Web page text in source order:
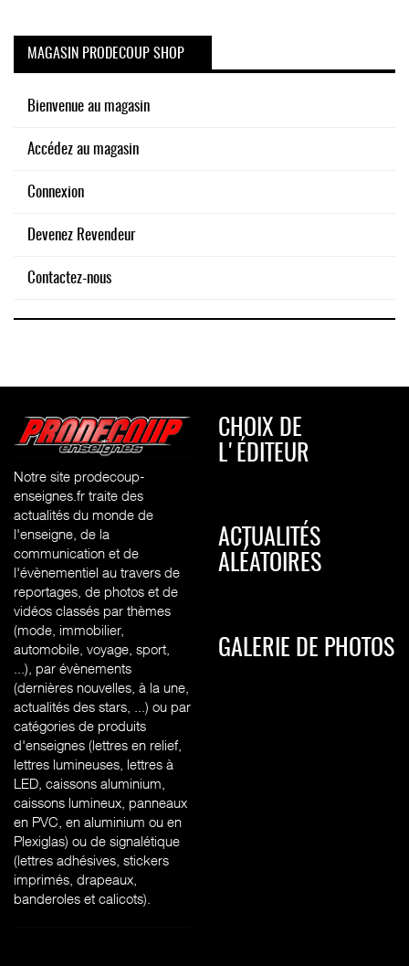
MAGASIN PRODECOUP SHOP
Bienvenue au magasin
Accédez au magasin
Connexion
Devenez Revendeur
Contactez-nous
Notre site prodecoup-
enseignes.fr traite des
actualités du monde de
l'enseigne, de la
communication et de
l'évènementiel au travers de
reportages, de photos et de
vidéos classés par thèmes
(mode, immobilier,
automobile, voyage, sport,
...), par évènements
(dernières nouvelles, à la une,
actualités des stars, ...) ou par
catégories de produits
d'enseignes (lettres en relief,
lettres lumineuses, lettres à
LED, caissons aluminium,
caissons lumineux, panneaux
en PVC, en aluminium ou en
Plexiglas) ou de signalétique
(lettres adhésives, stickers
imprimés, drapeaux,
banderoles et calicots).
CHOIX DE
L'ÉDITEUR
ACTUALITÉS
ALÉATOIRES
GALERIE DE PHOTOS